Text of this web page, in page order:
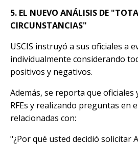
5. EL NUEVO ANÁLISIS DE
CIRCUNSTANCIAS"
USCIS instruyó a sus oficiales a
individualmente considerando
positivos y negativos.
Además, se reporta que oficiales
RFEs y realizando preguntas en
relacionadas con:
"¿Por qué usted decidió solicitar